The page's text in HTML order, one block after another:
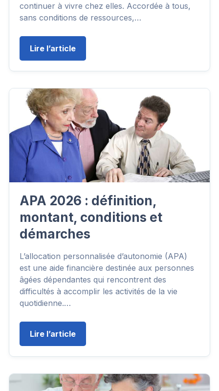
continuer à vivre chez elles. Accordée à tous,
sans conditions de ressources,…
Lire l’article
APA 2026 : définition,
montant, conditions et
démarches
L’allocation personnalisée d’autonomie (APA)
est une aide financière destinée aux personnes
âgées dépendantes qui rencontrent des
difficultés à accomplir les activités de la vie
quotidienne.…
Lire l’article